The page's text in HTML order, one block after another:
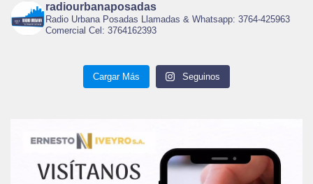
radiourbanaposadas
Radio Urbana Posadas Llamadas & Whatsapp: 3764-425963
Comercial Cel: 3764162393
Cargar Más Seguinos